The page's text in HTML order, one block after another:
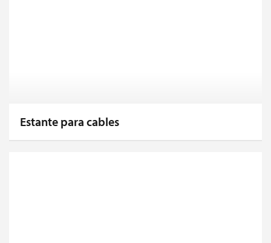
Estante para cables